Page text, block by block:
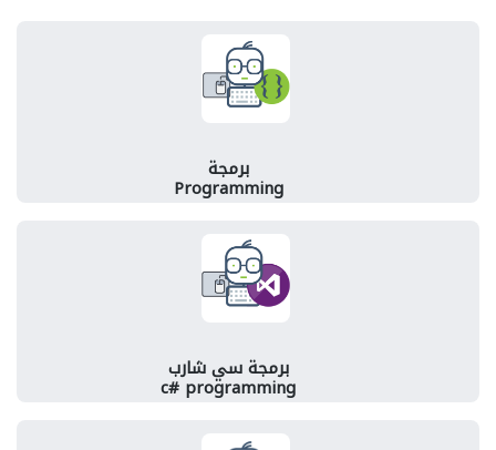
برمجة
Programming
برمجة سي شارب
c# programming